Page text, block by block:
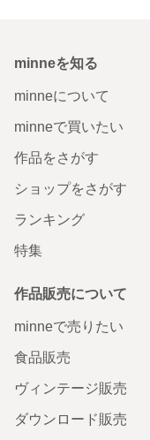
minneを知る
minneについて
minneで買いたい
作品をさがす
ショップをさがす
ランキング
特集
作品販売について
minneで売りたい
食品販売
ヴィンテージ販売
ダウンロード販売